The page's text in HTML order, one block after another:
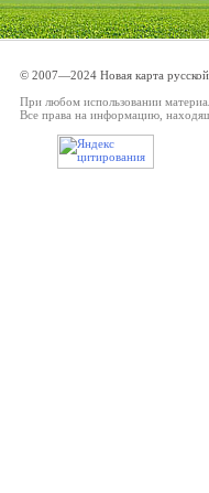
© 2007—2024 Новая карта
При любом использовании
Все права на информацию,